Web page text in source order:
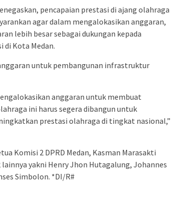
pencapaian prestasi di ajang olahraga
agar dalam mengalokasikan anggaran,
lebih besar sebagai dukungan kepada
Kota Medan.
untuk pembangunan infrastruktur
anggaran untuk membuat
ini harus segera dibangun untuk
prestasi olahraga di tingkat nasional,”
Komisi 2 DPRD Medan, Kasman Marasakti
yakni Henry Jhon Hutagalung, Johannes
Simbolon. *DI/R#